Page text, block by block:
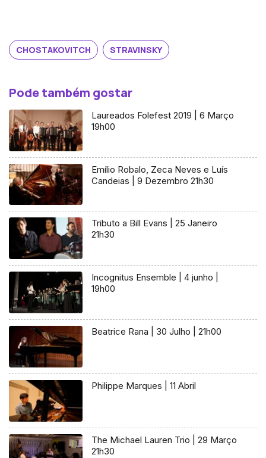
CHOSTAKOVITCH STRAVINSKY
Pode também gostar
Laureados Folefest 2019 | 6 Março
19h00
Emílio Robalo, Zeca Neves e Luís
Candeias | 9 Dezembro 21h30
Tributo a Bill Evans | 25 Janeiro
21h30
Incognitus Ensemble | 4 junho |
19h00
Beatrice Rana | 30 Julho | 21h00
Philippe Marques | 11 Abril
The Michael Lauren Trio | 29 Março
21h30